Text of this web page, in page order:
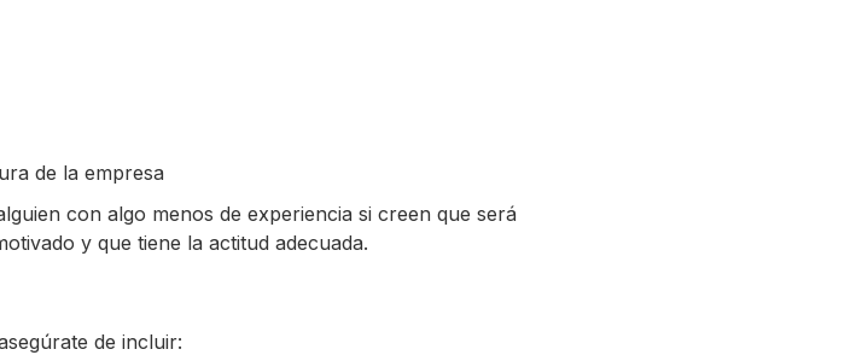
de la empresa
con algo menos de experiencia si creen que será
y que tiene la actitud adecuada.
de incluir: